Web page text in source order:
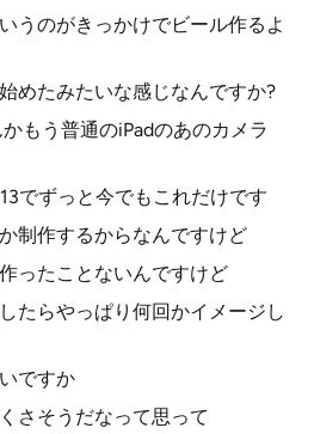
うのがきっかけでビール作るよ
めたみたいな感じなんですか?
もう普通のiPadのあのカメラ
でずっと今でもこれだけです
制作するからなんですけど
ったことないんですけど
たらやっぱり何回かイメージし
ですか
さそうだなって思って